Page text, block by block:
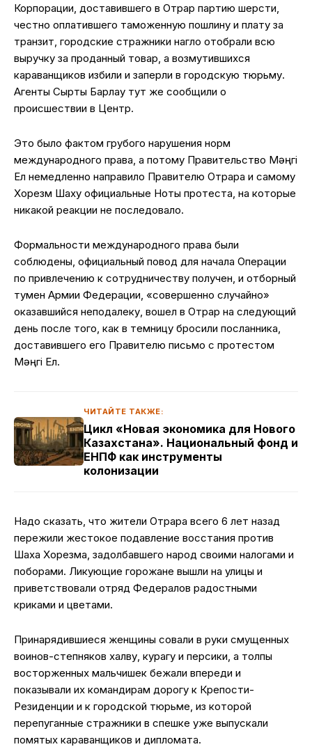
Корпорации, доставившего в Отрар партию шерсти,
честно оплатившего таможенную пошлину и плату за
транзит, городские стражники нагло отобрали всю
выручку за проданный товар, а возмутившихся
караванщиков избили и заперли в городскую тюрьму.
Агенты Сыртқы Барлау тут же сообщили о
происшествии в Центр.
Это было фактом грубого нарушения норм
международного права, а потому Правительство Мәңгі
Ел немедленно направило Правителю Отрара и самому
Хорезм Шаху официальные Ноты протеста, на которые
никакой реакции не последовало.
Формальности международного права были
соблюдены, официальный повод для начала Операции
по привлечению к сотрудничеству получен, и отборный
тумен Армии Федерации, «совершенно случайно»
оказавшийся неподалеку, вошел в Отрар на следующий
день после того, как в темницу бросили посланника,
доставившего его Правителю письмо с протестом
Мәңгі Ел.
ЧИТАЙТЕ ТАКЖЕ:
Цикл «Новая экономика для Нового
Казахстана». Национальный фонд и
ЕНПФ как инструменты
колонизации
Надо сказать, что жители Отрара всего 6 лет назад
пережили жестокое подавление восстания против
Шаха Хорезма, задолбавшего народ своими налогами и
поборами. Ликующие горожане вышли на улицы и
приветствовали отряд Федералов радостными
криками и цветами.
Принарядившиеся женщины совали в руки смущенных
воинов-степняков халву, курагу и персики, а толпы
восторженных мальчишек бежали впереди и
показывали их командирам дорогу к Крепости-
Резиденции и к городской тюрьме, из которой
перепуганные стражники в спешке уже выпускали
помятых караванщиков и дипломата.